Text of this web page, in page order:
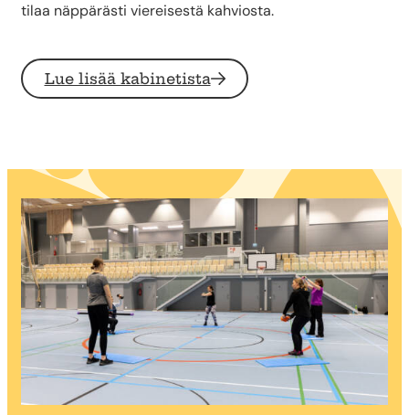
tilaa näppärästi viereisestä kahviosta.
Lue lisää kabinetista